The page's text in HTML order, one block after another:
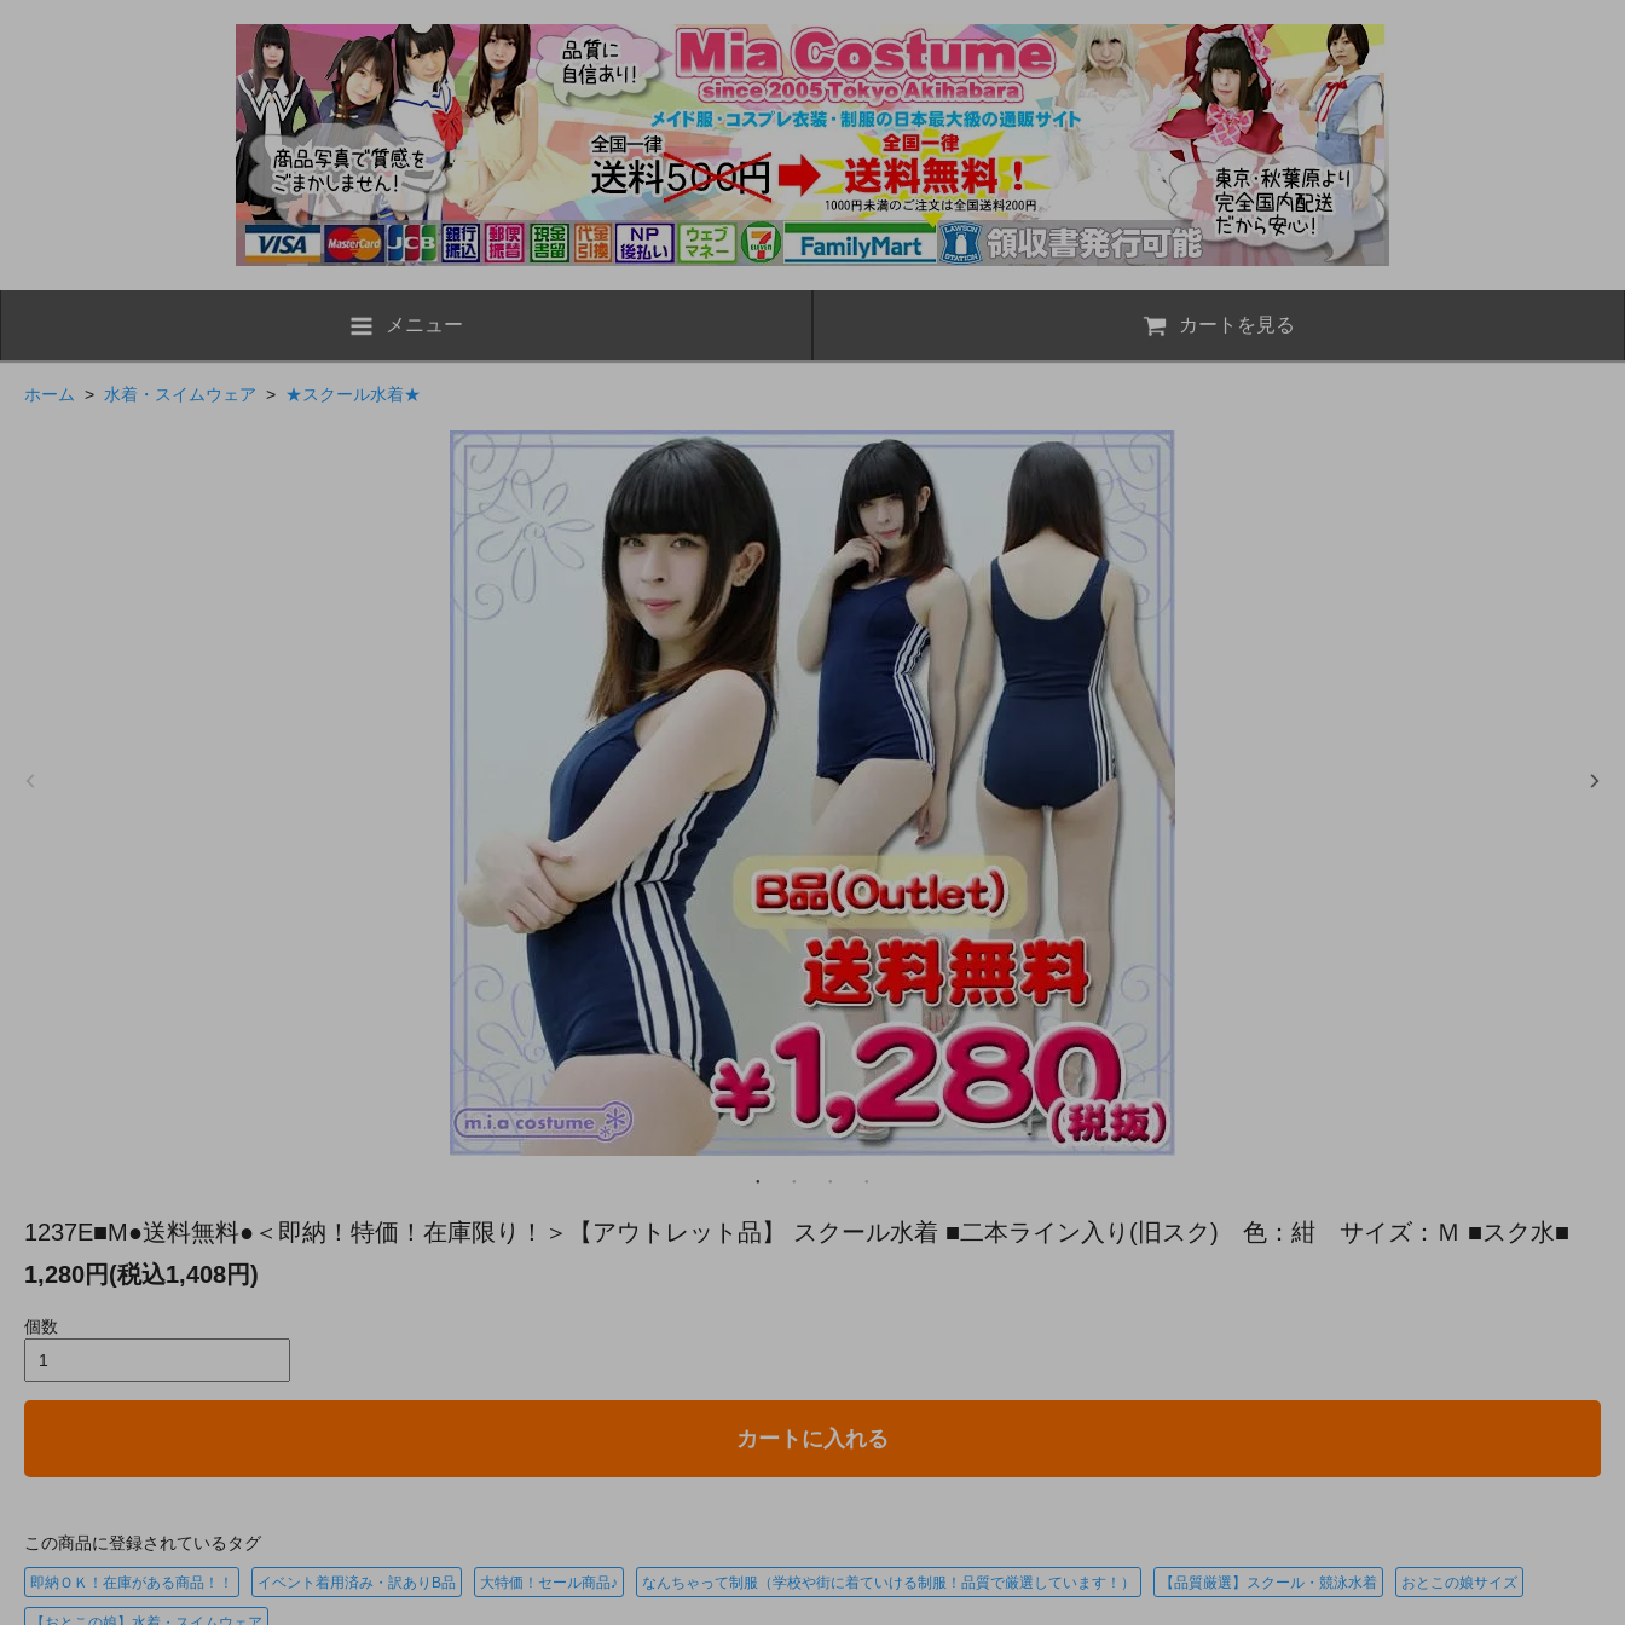
メニュー カートを見る
ホーム > 水着・スイムウェア > ★スクール水着★
1237E■M●送料無料●＜即納！特価！在庫限り！＞【アウトレット品】 スクール水着 ■二本ライン入り(旧スク) 色：紺 サイズ：Ｍ ■スク水■
1,280円(税込1,408円)
個数
カートに入れる
この商品に登録されているタグ
即納ＯＫ！在庫がある商品！！ イベント着用済み・訳ありB品 大特価！セール商品♪ なんちゃって制服（学校や街に着ていける制服！品質で厳選しています！） 【品質厳選】スクール・競泳水着 おとこの娘サイズ